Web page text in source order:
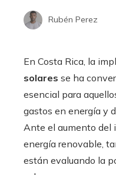
Rubén Perez
En Costa Rica, la
solares se ha
esencial para
gastos en energía y
Ante el aumento del
energía renovable,
están evaluando la